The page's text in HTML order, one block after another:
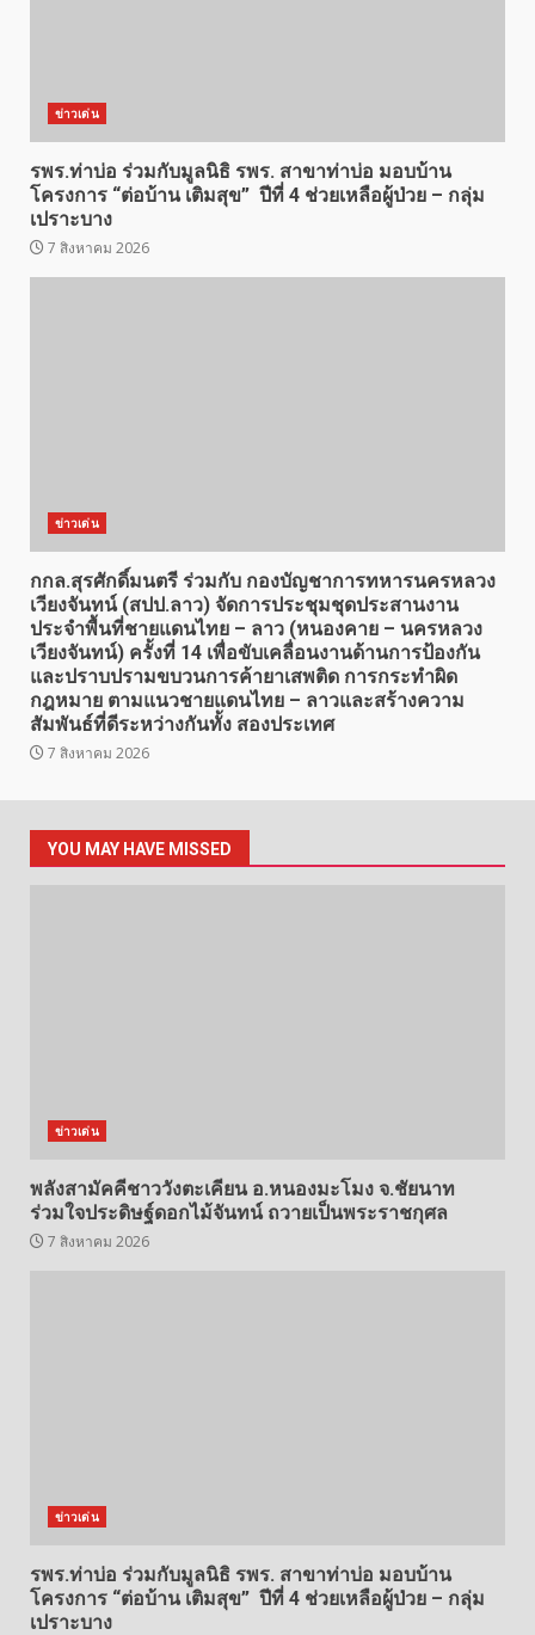
ข่าวเด่น
รพร.ท่าบ่อ ร่วมกับมูลนิธิ รพร. สาขาท่าบ่อ มอบบ้าน
โครงการ “ต่อบ้าน เติมสุข” ปีที่ 4 ช่วยเหลือผู้ป่วย – กลุ่ม
เปราะบาง
7 สิงหาคม 2026
ข่าวเด่น
กกล.สุรศักดิ์มนตรี ร่วมกับ กองบัญชาการทหารนครหลวง
เวียงจันทน์ (สปป.ลาว) จัดการประชุมชุดประสานงาน
ประจำพื้นที่ชายแดนไทย – ลาว (หนองคาย – นครหลวง
เวียงจันทน์) ครั้งที่ 14 เพื่อขับเคลื่อนงานด้านการป้องกัน
และปราบปรามขบวนการค้ายาเสพติด การกระทำผิด
กฎหมาย ตามแนวชายแดนไทย – ลาวและสร้างความ
สัมพันธ์ที่ดีระหว่างกันทั้ง สองประเทศ
7 สิงหาคม 2026
YOU MAY HAVE MISSED
ข่าวเด่น
พลังสามัคคีชาววังตะเคียน อ.หนองมะโมง จ.ชัยนาท
ร่วมใจประดิษฐ์ดอกไม้จันทน์ ถวายเป็นพระราชกุศล
7 สิงหาคม 2026
ข่าวเด่น
รพร.ท่าบ่อ ร่วมกับมูลนิธิ รพร. สาขาท่าบ่อ มอบบ้าน
โครงการ “ต่อบ้าน เติมสุข” ปีที่ 4 ช่วยเหลือผู้ป่วย – กลุ่ม
เปราะบาง